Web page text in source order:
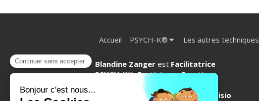
Accueil PSYCH-K® Les autres techniques
Blandine Zanger est Facilitatrice
PSYCH-K®, Praticienne Emotion
Access Bars®, EFT et
Sophrologue énergéticienne en visio